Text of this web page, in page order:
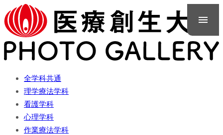
全学科共通
理学療法学科
看護学科
心理学科
作業療法学科